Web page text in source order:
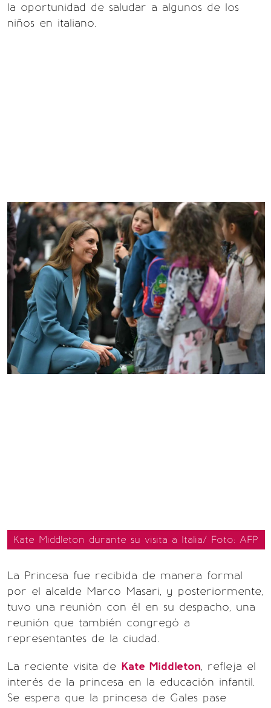
la oportunidad de saludar a algunos de los
niños en italiano.
Kate Middleton durante su visita a Italia/ Foto: AFP
La Princesa fue recibida de manera formal
por el alcalde Marco Masari, y posteriormente,
tuvo una reunión con él en su despacho, una
reunión que también congregó a
representantes de la ciudad.
La reciente visita de Kate Middleton, refleja el
interés de la princesa en la educación infantil.
Se espera que la princesa de Gales pase